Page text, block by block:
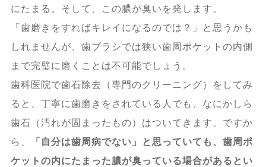
にたまる。そして、この膿が臭いを発します。
「歯磨きをすればキレイになるのでは？」と思うかも
しれませんが、歯ブラシでは狭い歯周ポケットの内側
まで完璧に磨くことは不可能でしょう。
歯科医院で歯石除去（専門のクリーニング）をしてみ
ると、丁寧に歯磨きをされている人でも、なにかしら
歯石（汚れが固まったもの）はついてきます。ですか
ら、
「自分は歯周病でない」と思っていても、歯周ポ
ケットの内にたまった膿が臭っている場合があるとい